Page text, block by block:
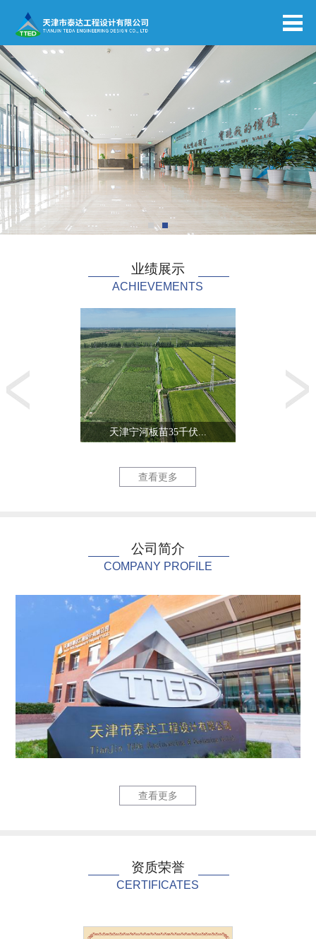
业绩展示
ACHIEVEMENTS
天津宁河板苗35千伏...
六里庄220kV输变... 泰达国际
查看更多
公司简介
COMPANY PROFILE
查看更多
资质荣誉
CERTIFICATES